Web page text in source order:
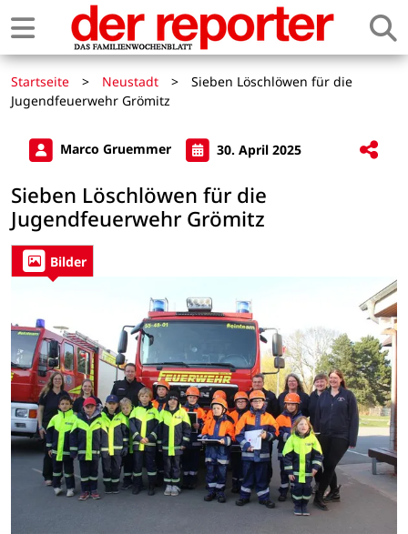
Startseite > Neustadt >
Sieben Löschlöwen für die
Jugendfeuerwehr Grömitz
Marco Gruemmer 30. April 2025
Sieben Löschlöwen für die
Jugendfeuerwehr Grömitz
Bilder